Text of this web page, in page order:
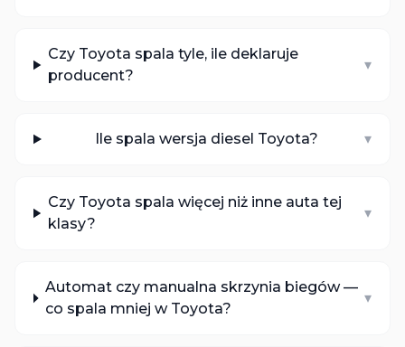
Czy Toyota spala tyle, ile deklaruje
producent?
▾
Ile spala wersja diesel Toyota? ▾
Czy Toyota spala więcej niż inne auta tej
klasy?
▾
Automat czy manualna skrzynia biegów —
co spala mniej w Toyota?
▾